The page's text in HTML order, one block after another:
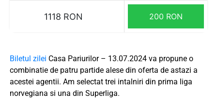
1118 RON 200 RON
Biletul zilei Casa Pariurilor – 13.07.2024 va propune o
combinatie de patru partide alese din oferta de astazi a
acestei agentii. Am selectat trei intalniri din prima liga
norvegiana si una din Superliga.